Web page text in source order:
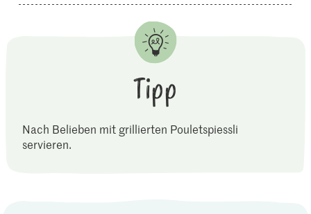
Tipp
Nach Belieben mit grillierten Pouletspiessli
servieren.